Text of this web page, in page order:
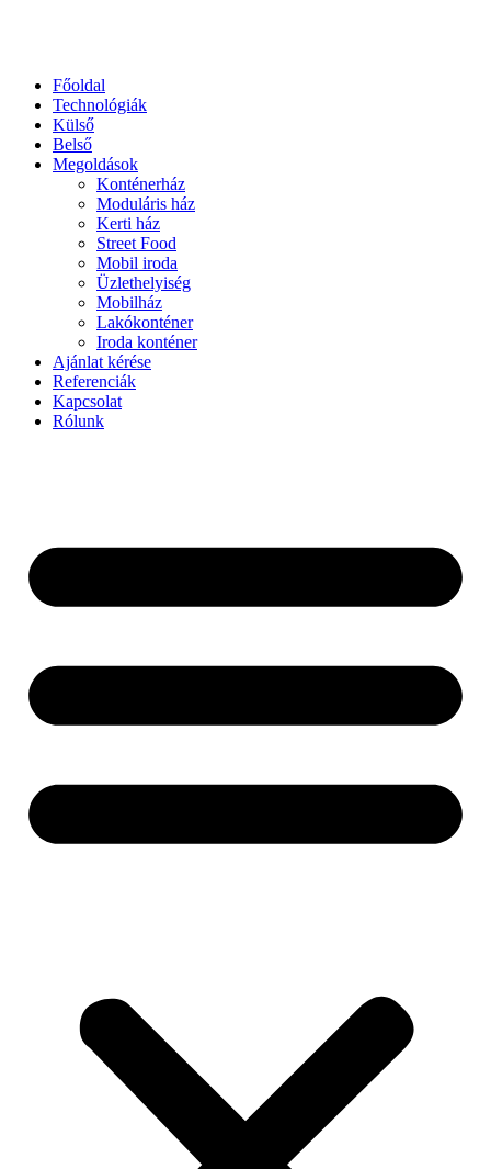
Főoldal
Technológiák
Külső
Belső
Megoldások
Konténerház
Moduláris ház
Kerti ház
Street Food
Mobil iroda
Üzlethelyiség
Mobilház
Lakókonténer
Iroda konténer
Ajánlat kérése
Referenciák
Kapcsolat
Rólunk